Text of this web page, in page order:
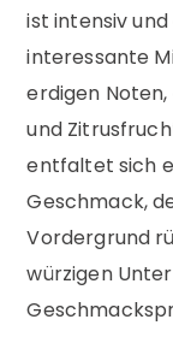
ist intensiv
interessante
erdigen
und
entfaltet sich
Geschmack,
Vordergrund
würzigen